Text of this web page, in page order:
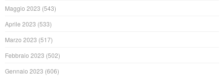
Maggio 2023 (543)
Aprile 2023 (533)
Marzo 2023 (517)
Febbraio 2023 (502)
Gennaio 2023 (606)